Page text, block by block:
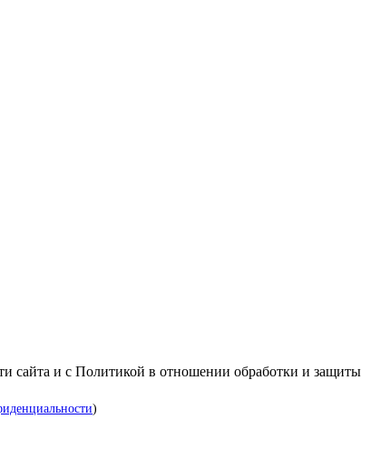
сайта и с Политикой в отношении обработки и защиты
)